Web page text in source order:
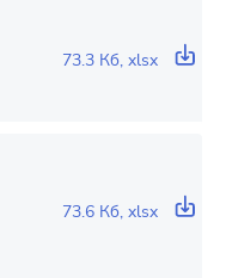
73.3 Кб, xlsx
73.6 Кб, xlsx